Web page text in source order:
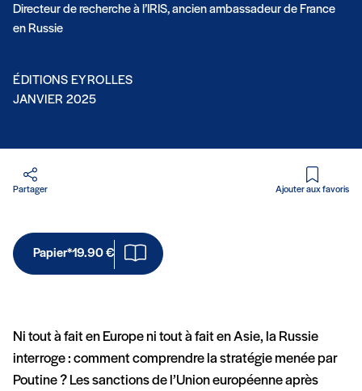
Directeur de recherche à l’IRIS, ancien ambassadeur de France
en Russie
ÉDITIONS EYROLLES
JANVIER 2025
Partager Ajouter aux favoris
Papier*19.90 €
Ni tout à fait en Europe ni tout à fait en Asie, la Russie
interroge : comment comprendre la stratégie menée par
Poutine ? Les sanctions de l’Union européenne après